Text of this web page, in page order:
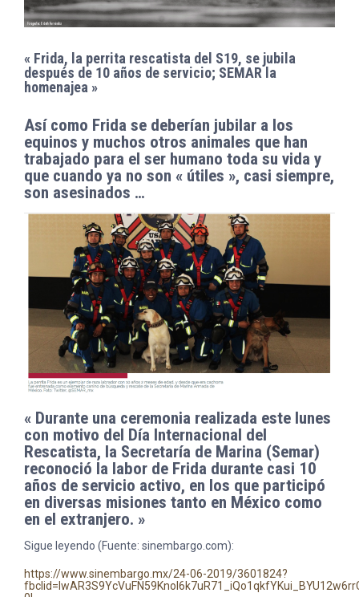
« Frida, la perrita rescatista del S19, se jubila
después de 10 años de servicio; SEMAR la
homenajea »
Así como Frida se deberían jubilar a los
equinos y muchos otros animales que han
trabajado para el ser humano toda su vida y
que cuando ya no son « útiles », casi siempre,
son asesinados …
« Durante una ceremonia realizada este lunes
con motivo del Día Internacional del
Rescatista, la Secretaría de Marina (Semar)
reconoció la labor de Frida durante casi 10
años de servicio activo, en los que participó
en diversas misiones tanto en México como
en el extranjero. »
Sigue leyendo (Fuente: sinembargo.com):
https://www.sinembargo.mx/24-06-2019/3601824?